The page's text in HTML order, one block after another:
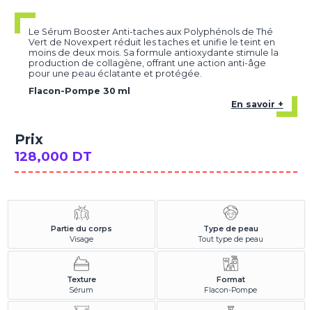
Le Sérum Booster Anti-taches aux Polyphénols de Thé
Vert de Novexpert réduit les taches et unifie le teint en
moins de deux mois. Sa formule antioxydante stimule la
production de collagène, offrant une action anti-âge
pour une peau éclatante et protégée.
Flacon-Pompe 30 ml
En savoir +
Prix
128,000 DT
Partie du corps
Visage
Type de peau
Tout type de peau
Texture
Sérum
Format
Flacon-Pompe